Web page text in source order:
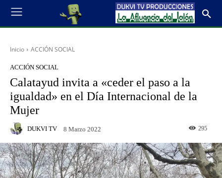
Inicio ACCIÓN SOCIAL
ACCIÓN SOCIAL
Calatayud invita a «ceder el paso a la
igualdad» en el Día Internacional de la
Mujer
DUKVI TV 8 Marzo 2022 295